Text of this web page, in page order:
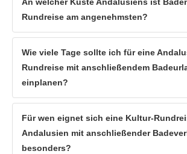
Rundreise am angenehmsten?
Wie viele Tage sollte ich für eine
Rundreise mit anschließendem
einplanen?
Für wen eignet sich eine Kultur-
Andalusien mit anschließender
besonders?